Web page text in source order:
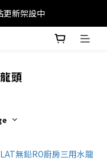
更新架設中
頭